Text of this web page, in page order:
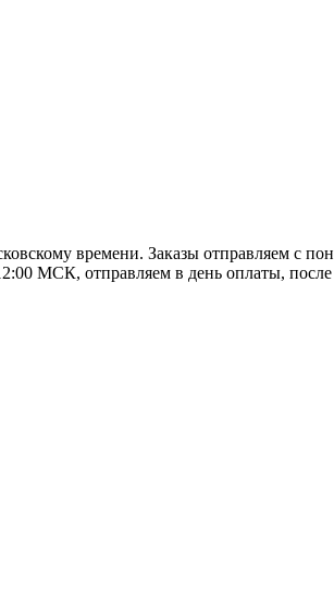
времени. Заказы отправляем с
МСК, отправляем в день оплаты,